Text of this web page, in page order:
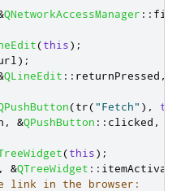
QNetworkAccessManager ::
(this);
);
QLineEdit :: returnPressed ,
(tr("Fetch" ) ,
, &QPushButton :: clicked ,
(this);
, &QTreeWidget ::
link in the browser: